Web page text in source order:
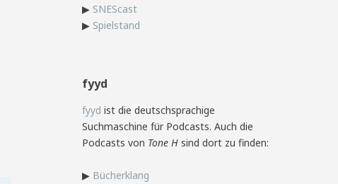
▶ SNEScast
▶ Spielstand
fyyd
fyyd ist die deutschsprachige
Suchmaschine für Podcasts. Auch die
Podcasts von Tone H sind dort zu finden:
▶ Bücherklang